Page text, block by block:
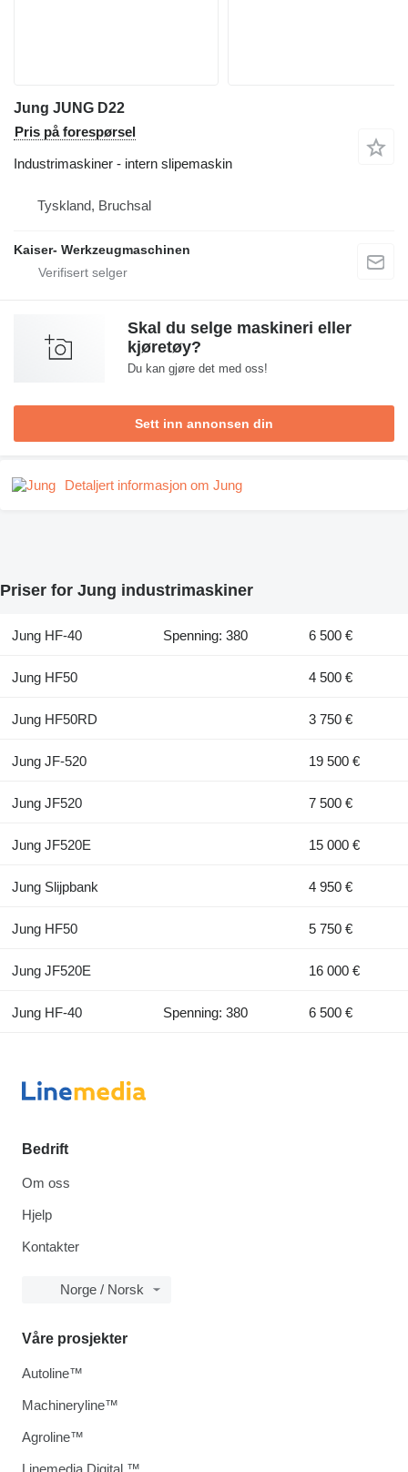
Jung JUNG D22
Pris på forespørsel
Industrimaskiner - intern slipemaskin
Tyskland, Bruchsal
Kaiser- Werkzeugmaschinen
Skal du selge maskineri eller
kjøretøy?
Du kan gjøre det med oss!
Sett inn annonsen din
Detaljert informasjon om Jung
Priser for Jung industrimaskiner
Jung HF-40 Spenning: 380 6 500 €
Jung HF50 4 500 €
Jung HF50RD 3 750 €
Jung JF-520 19 500 €
Jung JF520 7 500 €
Jung JF520E 15 000 €
Jung Slijpbank 4 950 €
Jung HF50 5 750 €
Jung JF520E 16 000 €
Jung HF-40 Spenning: 380 6 500 €
Bedrift
Om oss
Hjelp
Kontakter
Norge / Norsk
Våre prosjekter
Autoline™
Machineryline™
Agroline™
Linemedia Digital ™